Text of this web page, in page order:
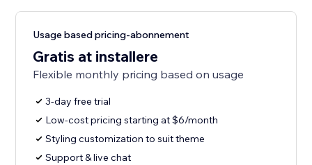
Usage based pricing-abonnement
Gratis at installere
Flexible monthly pricing based on usage
3-day free trial
Low-cost pricing starting at $6/month
Styling customization to suit theme
Support & live chat